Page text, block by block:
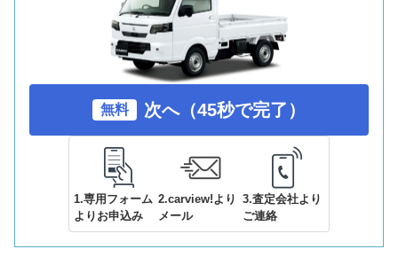
無料 次へ（45秒で完了）
1.専用フォーム
よりお申込み
2.carview!より
メール
3.査定会社より
ご連絡